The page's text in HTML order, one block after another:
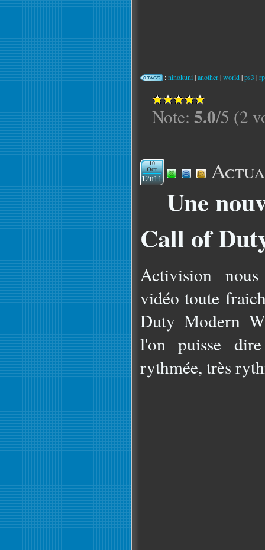
:ninokuni|another|world|ps3 |
Note: 5.0/5 (2
10
Oct
12h11
Une
Call of
Activision
vidéo toute
Duty Modern
l'on puisse
rythmée, très